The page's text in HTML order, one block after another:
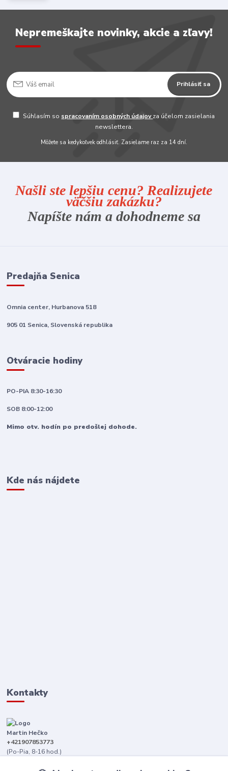
Nepremeškajte novinky, akcie a zľavy!
Prihlásiť sa
Súhlasím so spracovaním osobných údajovza účelom zasielania
newslettera.
Môžete sa kedykoľvek odhlásiť. Zasielame raz za 14 dní.
Našli ste lepšiu cenu? Realizujete
väčšiu zakázku?
Napíšte nám a dohodneme sa
Predajňa Senica
Omnia center, Hurbanova 518
905 01 Senica, Slovenská republika
Otváracie hodiny
PO-PIA 8:30-16:30
SOB 8:00-12:00
Mimo otv. hodín po predošlej dohode.
Kde nás nájdete
Kontakty
Martin Hečko
+421907853773
(Po-Pia, 8-16 hod.)